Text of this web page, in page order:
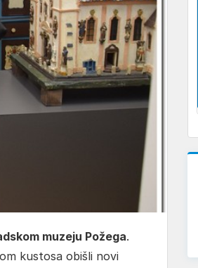
muzeju Požega.
kustosa obišli novi